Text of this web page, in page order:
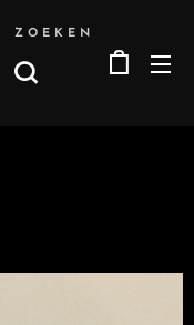
ZOEKEN